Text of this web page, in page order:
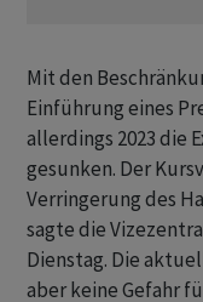
Mit den
Einführung eines
allerdings 2023 die
gesunken. Der
Verringerung des
sagte die
Dienstag. Die
aber keine Gefahr